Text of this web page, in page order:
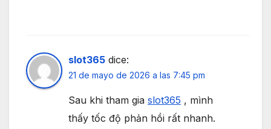
slot365 dice:
21 de mayo de 2026 a las 7:45 pm
Sau khi tham gia slot365 , mình
thấy tốc độ phản hồi rất nhanh.